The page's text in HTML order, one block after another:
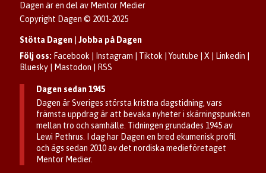
Dagen är en del av Mentor Medier
Copyright Dagen © 2001-2025
Stötta Dagen |Jobba på Dagen
Följ oss: Facebook Instagram Tiktok |Youtube |X Linkedin
Bluesky
Mastodon RSS
Dagen sedan 1945
Dagen är Sveriges största kristna dagstidning, vars
främsta uppdrag är att bevaka nyheter i skärningspunkten
mellan tro och samhälle. Tidningen grundades 1945 av
Lewi Pethrus. I dag har Dagen en bred ekumenisk profil
och ägs sedan 2010 av det nordiska medieföretaget
Mentor Medier.